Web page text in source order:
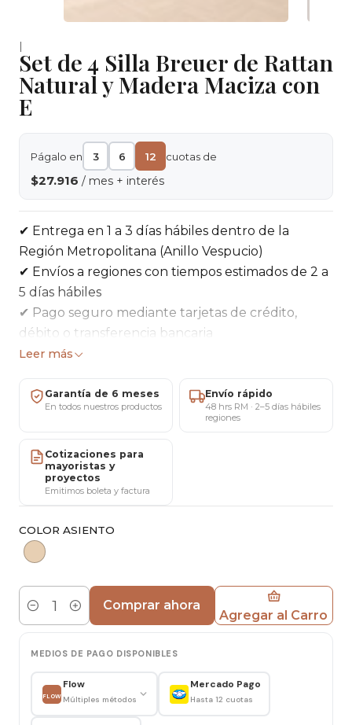
|
Set de 4 Silla Breuer de Rattan
Natural y Madera Maciza con
E
Págalo en 3 6 12 cuotas de
$27.916 / mes + interés
✔ Entrega en 1 a 3 días hábiles dentro de la
Región Metropolitana (Anillo Vespucio)
✔ Envíos a regiones con tiempos estimados de 2 a
5 días hábiles
✔ Pago seguro mediante tarjetas de crédito,
débito o transferencia bancaria
✔ 5 días para cambios o devoluciones según
✔ 6 meses de garantía por defectos de fabricación
respaldada por MARICAT®
(atención con cita previa)
✔ Atención personalizada por WhatsApp o
teléfono: +56 9 5812 56898
particulares
✔ Cotizaciones especiales para compras mayoristas
LaSilla Breuer de Ratán Naturalrepresenta uno
contemporáneo, combinando elegancia,
que trasciende tendencias. Su asiento y respaldo
Leer más
Garantía de 6 meses
En todos nuestros productos
Envío rápido
48 hrs RM · 2–5 días hábiles
regiones
Cotizaciones para
mayoristas y
proyectos
Emitimos boleta y factura
COLOR ASIENTO
Cantidad Agregar al Carro
Comprar ahora
MEDIOS DE PAGO DISPONIBLES
FLOW
Flow
Múltiples métodos
Mercado Pago
Hasta 12 cuotas